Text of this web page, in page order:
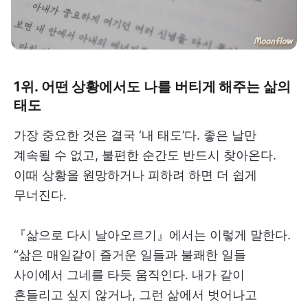
1위. 어떤 상황에서도 나를 버티게 해주는 삶의
태도
가장 중요한 것은 결국 ‘내 태도’다. 좋은 날만
계속될 수 없고, 불편한 순간도 반드시 찾아온다.
이때 상황을 원망하거나 피하려 하면 더 쉽게
무너진다.
『삶으로 다시 날아오르기』에서는 이렇게 말한다.
“삶은 매일같이 즐거운 일들과 불쾌한 일들
사이에서 그네를 타듯 움직인다. 내가 같이
흔들리고 싶지 않거나, 그런 삶에서 벗어나고